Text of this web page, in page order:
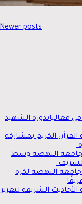
Newer posts
فعالياتدورة الشهيد
الكريم بمشاركة
بجامعة النهضة وسط
النهضة لكرة
الشريفة لتعزيز